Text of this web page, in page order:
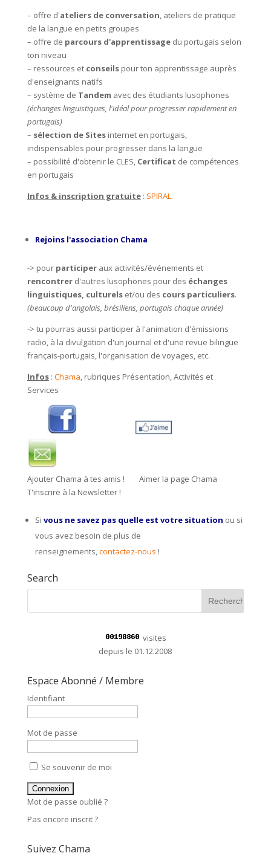
– offre d'ateliers de conversation, ateliers de pratique
de la langue en petits groupes
– offre de parcours d'apprentissagedu portugais selon
ton niveau
– ressources etconseilspour ton apprentissage auprès
d'enseignants natifs
– système de Tandem avec des étudiants lusophones
(échanges linguistiques, l'idéal pour progresser rapidement en
portugais)
– sélection de Sitesinternet en portugais,
indispensables pour progresser dans la langue
– possibilité d'obtenir le CLES,Certificat de compétences
en portugais
Infos & inscription gratuite: SPIRAL.
Rejoins l'association Chama
-> pour participeraux activités/événements et
rencontrerd'autres lusophones pour des échanges
linguistiques, culturelset/ou des cours particuliers.
(beaucoup d'angolais, brésiliens, portugais chaque année)
-> tu pourras aussi participer à l'animation d'émissions
radio, à la divulgation d'un journal et d'une revue bilingue
français-portugais, l'organisation de voyages, etc.
Infos: Chama, rubriques Présentation, Activités et
Services
Ajouter Chama à tes amis ! Aimer la page Chama
T'inscrire à la Newsletter !
Si vous ne savez pas quelle est votre situation ou si
vous avez besoin de plus de
renseignements,contactez-nous !
Search
visites
depuis le 01.12.2008
Espace Abonné / Membre
Identifiant
Mot de passe
Se souvenir de moi
Mot de passe oublié ?
Pas encore inscrit ?
Suivez Chama